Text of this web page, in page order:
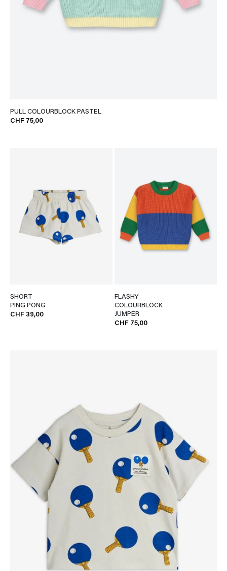
PULL COLOURBLOCK PASTEL
CHF 75,00
SHORT
PING PONG
CHF 39,00
FLASHY
COLOURBLOCK
JUMPER
CHF 75,00